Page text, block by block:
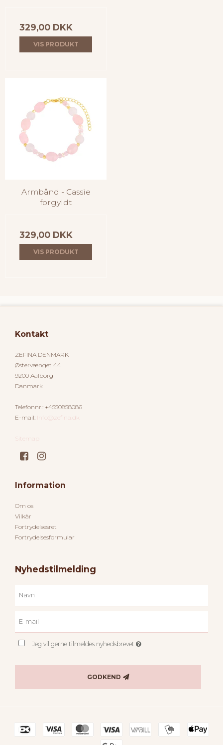
329,00 DKK
VIS PRODUKT
Armbånd - Cassie
forgyldt
329,00 DKK
VIS PRODUKT
Kontakt
ZEFINA DENMARK
Østervænget 44
9200 Aalborg
Danmark
Telefonnr.: +4550858086
E-mail: Info@zefina.dk
Sitemap
Information
Om os
Vilkår
Fortrydelsesret
Fortrydelsesformular
Nyhedstilmelding
Jeg vil gerne tilmeldes nyhedsbrevet
GODKEND